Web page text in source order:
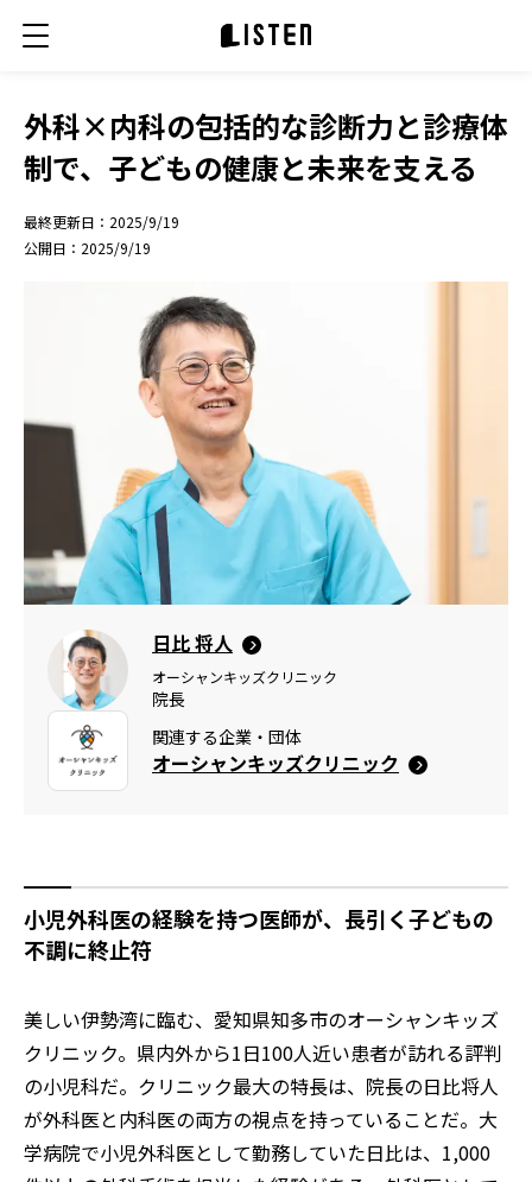
外科×内科の包括的な診断力と診療体
制で、子どもの健康と未来を支える
最終更新日： 2025/9/19
公開日： 2025/9/19
日比 将人
オーシャンキッズクリニック
院長
関連する企業・団体
オーシャンキッズクリニック
小児外科医の経験を持つ医師が、長引く子どもの
不調に終止符
美しい伊勢湾に臨む、愛知県知多市のオーシャンキッズ
クリニック。県内外から1日100人近い患者が訪れる評判
の小児科だ。クリニック最大の特長は、院長の日比将人
が外科医と内科医の両方の視点を持っていることだ。大
学病院で小児外科医として勤務していた日比は、1,000